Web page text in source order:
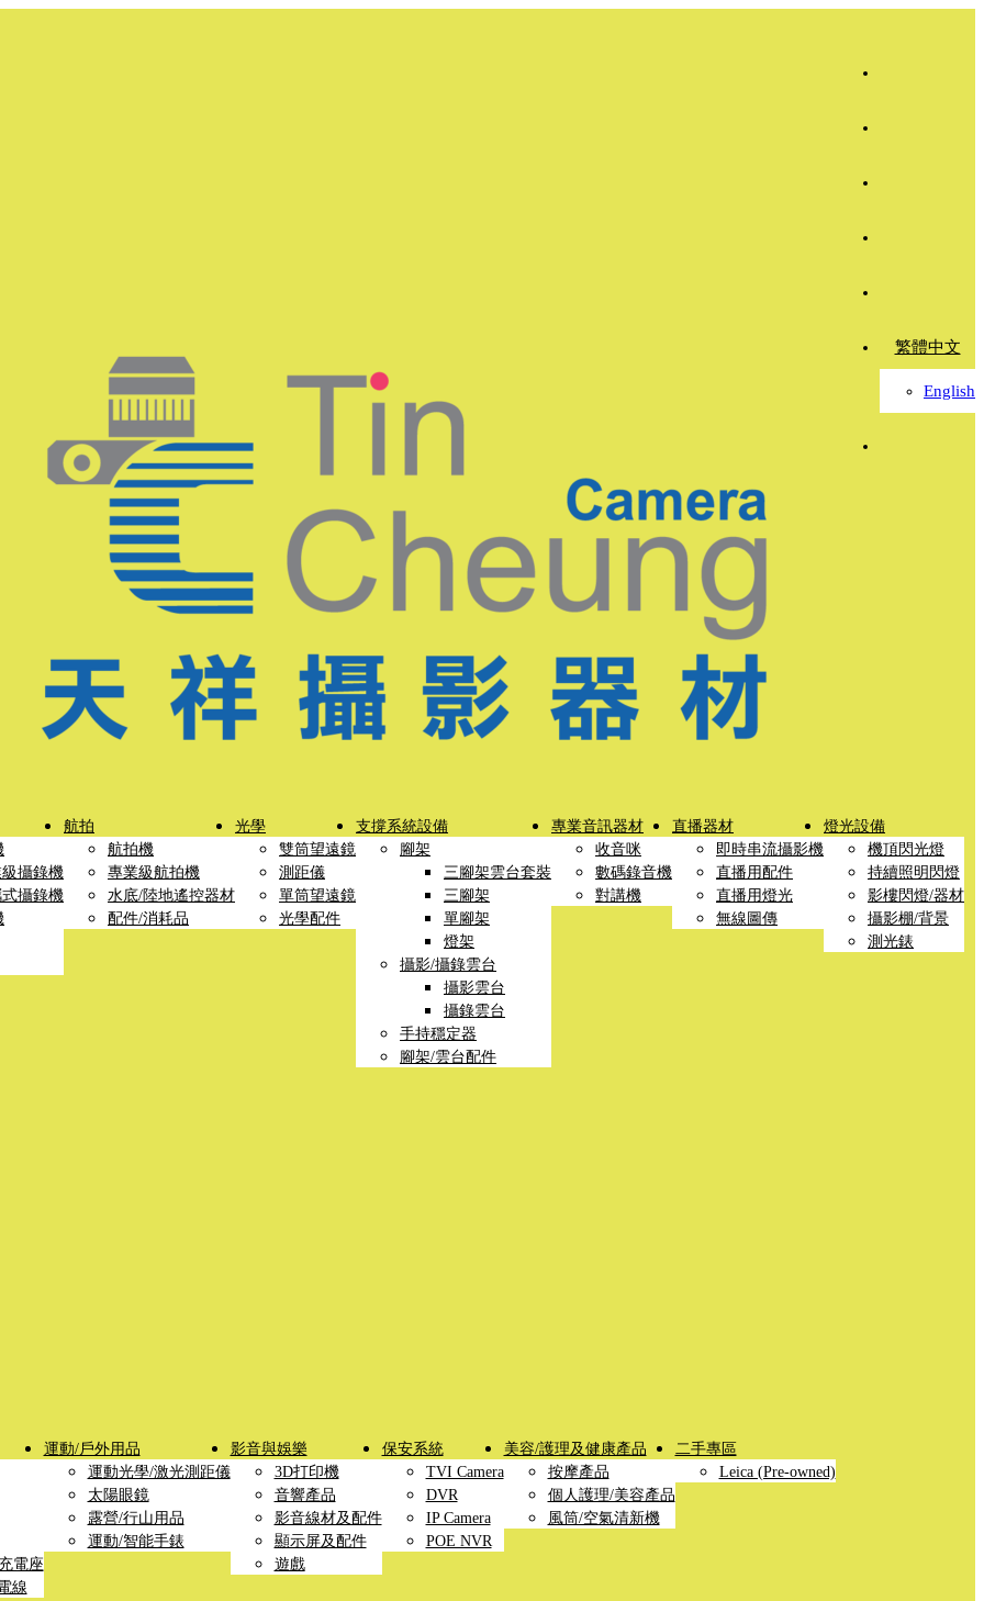
繁體中文
English
攝錄機
攝錄機
航拍
航拍機
專業級航拍機
水底/陸地遙控器材
配件/消耗品
光學
雙筒望遠鏡
測距儀
單筒望遠鏡
光學配件
支撐系統設備
腳架
三腳架雲台套裝
三腳架
單腳架
燈架
攝影/攝錄雲台
攝影雲台
攝錄雲台
手持穩定器
腳架/雲台配件
專業音訊器材
收音咪
數碼錄音機
對講機
直播器材
即時串流攝影機
直播用配件
直播用燈光
無線圖傳
燈光設備
機頂閃光燈
持續照明閃燈
影樓閃燈/器材
攝影棚/背景
測光錶
電座
線
運動/戶外用品
運動光學/激光測距儀
太陽眼鏡
露營/行山用品
運動/智能手錶
影音與娛樂
3D打印機
音響產品
影音線材及配件
顯示屏及配件
遊戲
保安系統
TVI Camera
DVR
IP Camera
POE NVR
美容/護理及健康產品
按摩產品
個人護理/美容產品
風筒/空氣清新機
二手專區
Leica (Pre-owned)